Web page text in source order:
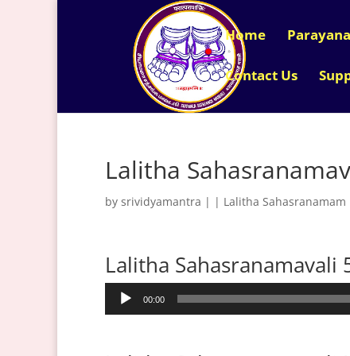
Home
Contact Us
Lalitha
by srividyamantra | | Lalitha Sahasranamam
Lalitha Sahasranamavali
Audio
Player
00:00